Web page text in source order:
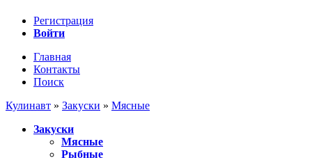
Регистрация
Войти
Главная
Контакты
Поиск
Кулинавт » Закуски » Мясные
Закуски
Мясные
Рыбные